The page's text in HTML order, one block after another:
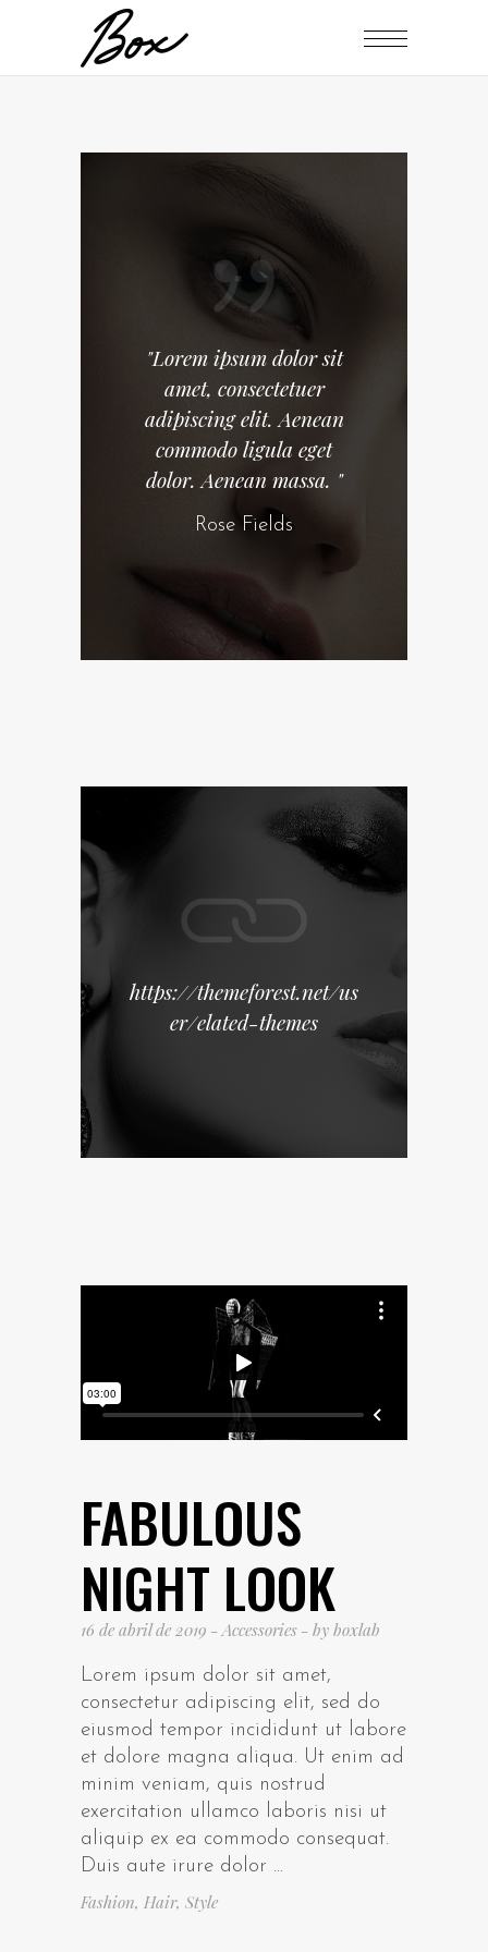
"Lorem ipsum dolor sit
amet, consectetuer
adipiscing elit. Aenean
commodo ligula eget
dolor. Aenean massa. "
Rose Fields
https://themeforest.net/us
er/elated-themes
FABULOUS
NIGHT LOOK
16 de abril de 2019 Accessories by boxlab
Lorem ipsum dolor sit amet,
consectetur adipiscing elit, sed do
eiusmod tempor incididunt ut labore
et dolore magna aliqua. Ut enim ad
minim veniam, quis nostrud
exercitation ullamco laboris nisi ut
aliquip ex ea commodo consequat.
Duis aute irure dolor
Fashion, Hair, Style